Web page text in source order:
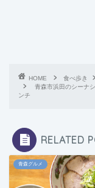
HOME 食べ歩き
青森市浜田のシーナ
ンチ
RELATED
青森グルメ